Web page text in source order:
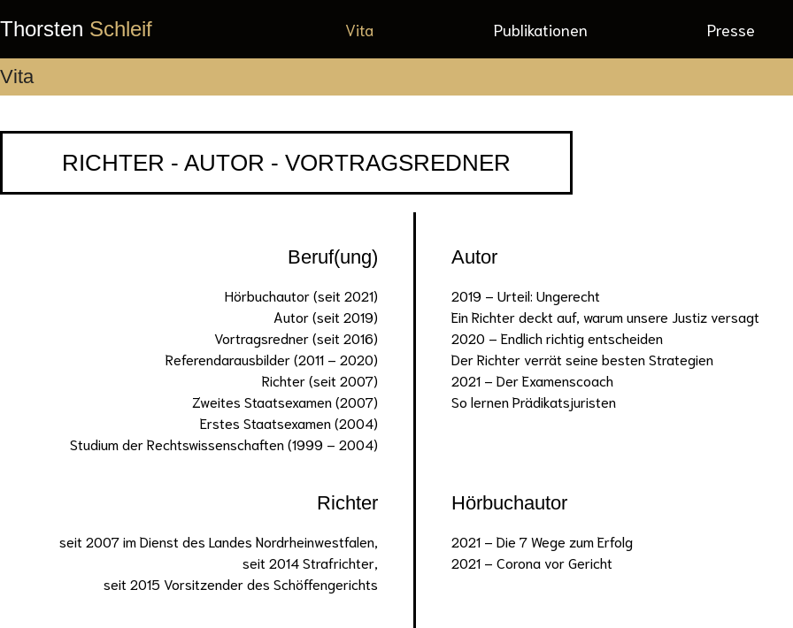
Thorsten Schleif Vita Publikationen Presse
Vita
RICHTER - AUTOR - VORTRAGSREDNER
Beruf(ung)
Hörbuchautor (seit 2021)
Autor (seit 2019)
Vortragsredner (seit 2016)
Referendarausbilder (2011 – 2020)
Richter (seit 2007)
Zweites Staatsexamen (2007)
Erstes Staatsexamen (2004)
Studium der Rechtswissenschaften (1999 – 2004)
Autor
2019 – Urteil: Ungerecht
Ein Richter deckt auf, warum unsere Justiz versagt
2020 – Endlich richtig entscheiden
Der Richter verrät seine besten Strategien
2021 – Der Examenscoach
So lernen Prädikatsjuristen
Richter
seit 2007 im Dienst des Landes Nordrheinwestfalen,
seit 2014 Strafrichter,
seit 2015 Vorsitzender des Schöffengerichts
Hörbuchautor
2021 – Die 7 Wege zum Erfolg
2021 – Corona vor Gericht